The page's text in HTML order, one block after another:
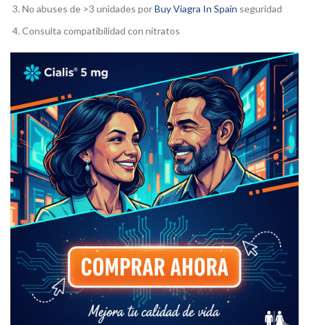
No abuses de >3 unidades porBuy Viagra In Spain seguridad
Consulta compatibilidad con nitratos